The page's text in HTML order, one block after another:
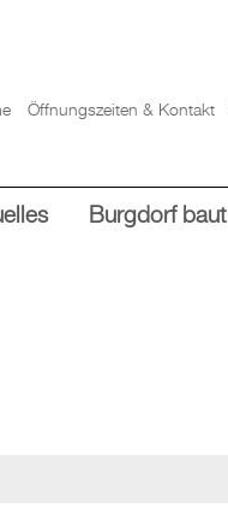
Öffnungszeiten & Kontakt
Burgdorf baut